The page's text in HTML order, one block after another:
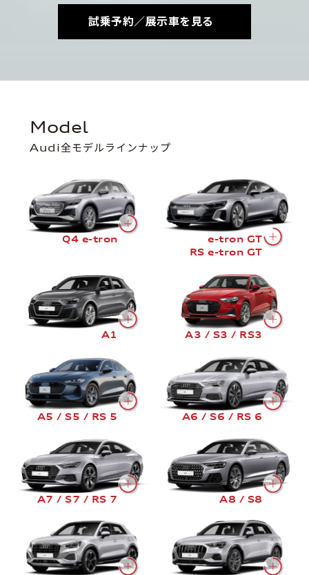
試乗予約／展示車を見る
Model
Audi全モデルラインナップ
Q4 e-tron
e-tron GT
RS e-tron GT
A1 A3 / S3 / RS3
A5 / S5 / RS 5 A6 / S6 / RS 6
A7 / S7 / RS 7 A8 / S8